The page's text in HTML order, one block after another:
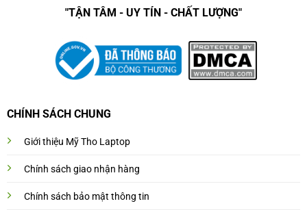
"TẬN TÂM - UY TÍN - CHẤT LƯỢNG"
CHÍNH SÁCH CHUNG
Giới thiệu Mỹ Tho Laptop
Chính sách giao nhận hàng
Chính sách bảo mật thông tin